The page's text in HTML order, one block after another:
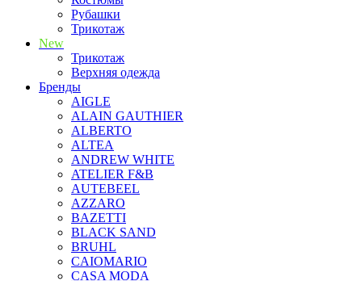
Рубашки
Трикотаж
New
Трикотаж
Верхняя одежда
Бренды
AIGLE
ALAIN GAUTHIER
ALBERTO
ALTEA
ANDREW WHITE
ATELIER F&B
AUTEBEEL
AZZARO
BAZETTI
BLACK SAND
BRUHL
CAIOMARIO
CASA MODA